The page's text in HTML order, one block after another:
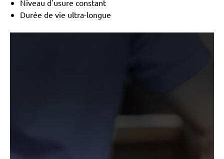
Niveau d'usure constant
Durée de vie ultra-longue